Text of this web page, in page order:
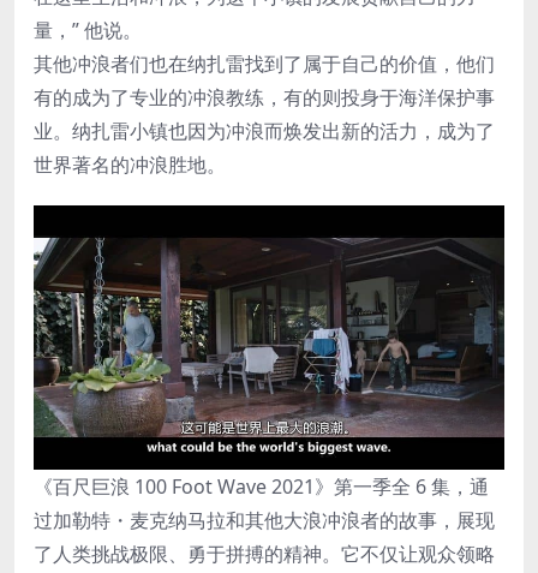
量，” 他说。
其他冲浪者们也在纳扎雷找到了属于自己的价值，他们
有的成为了专业的冲浪教练，有的则投身于海洋保护事
业。纳扎雷小镇也因为冲浪而焕发出新的活力，成为了
世界著名的冲浪胜地。
《百尺巨浪 100 Foot Wave 2021》第一季全 6 集，通
过加勒特・麦克纳马拉和其他大浪冲浪者的故事，展现
了人类挑战极限、勇于拼搏的精神。它不仅让观众领略